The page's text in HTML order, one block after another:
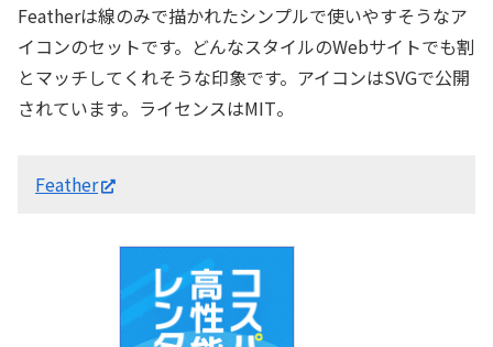
Featherは線のみで描かれたシンプルで使いやすそうなア
イコンのセットです。どんなスタイルのWebサイトでも割
とマッチしてくれそうな印象です。アイコンはSVGで公開
されています。ライセンスはMIT。
Feather